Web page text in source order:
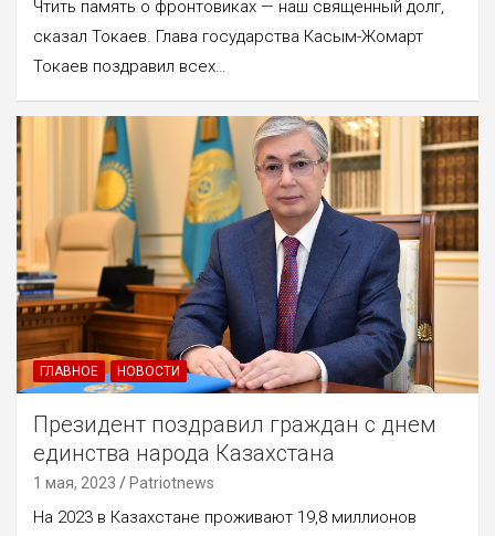
Чтить память о фронтовиках — наш священный долг,
сказал Токаев. Глава государства Касым-Жомарт
Токаев поздравил всех…
ГЛАВНОЕ НОВОСТИ
Президент поздравил граждан с днем
единства народа Казахстана
1 мая, 2023 Patriotnews
На 2023 в Казахстане проживают 19,8 миллионов